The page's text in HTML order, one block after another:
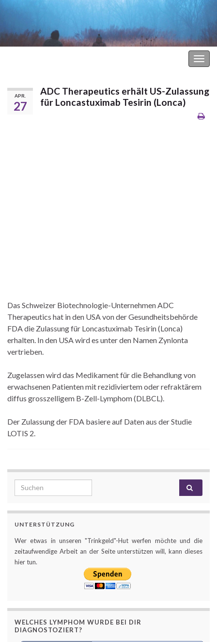
APR.
27
ADC Therapeutics erhält US-Zulassung
für Loncastuximab Tesirin (Lonca)
Das Schweizer Biotechnologie-Unternehmen ADC
Therapeutics hat in den USA von der Gesundheitsbehörde
FDA die Zulassung für Loncastuximab Tesirin (Lonca)
erhalten. In den USA wird es unter den Namen Zynlonta
vertrieben.
Zugelassen wird das Medikament für die Behandlung von
erwachsenen Patienten mit rezidiviertem oder refraktärem
diffus grosszelligem B-Zell-Lymphom (DLBCL).
Der Zulassung der FDA basiere auf Daten aus der Studie
LOTIS 2.
Search for:
UNTERSTÜTZUNG
Wer etwas in unseren "Trinkgeld"-Hut werfen möchte und die
zeitaufwendige Arbeit an der Seite unterstützen will, kann dieses
hier tun.
WELCHES LYMPHOM WURDE BEI DIR
DIAGNOSTOZIERT?